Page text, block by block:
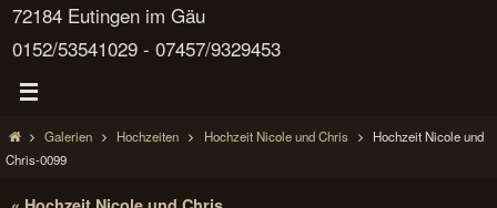
72184 Eutingen im Gäu
0152/53541029 - 07457/9329453
StartGalerien Hochzeiten Hochzeit Nicole und Chris
Hochzeit Nicole und
Chris-0099